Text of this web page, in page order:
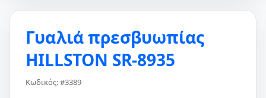
Γυαλιά πρεσβυωπίας
HILLSTON SR-8935
Κωδικός: #3389